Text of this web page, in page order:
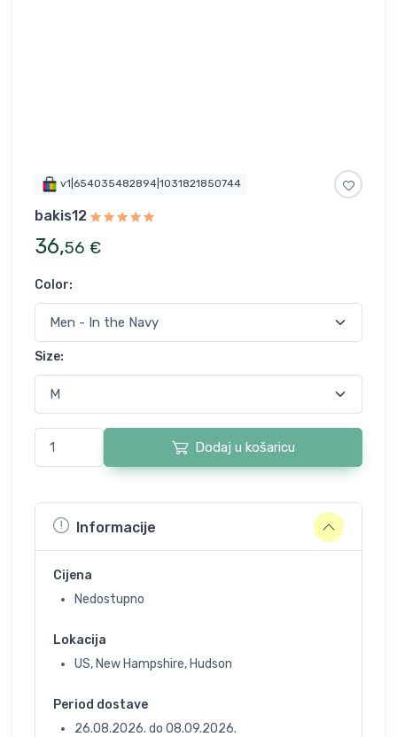
v1|654035482894|1031821850744
bakis12
36,56 €
Color:
Size:
Dodaj u košaricu
Informacije
Cijena
Nedostupno
Lokacija
US, New Hampshire, Hudson
Period dostave
26.08.2026. do 08.09.2026.